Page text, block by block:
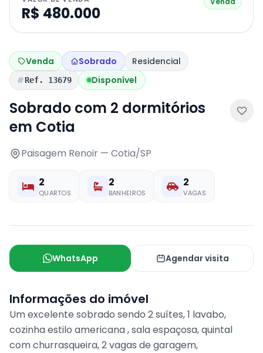
R$ 480.000
Venda Sobrado Residencial
Ref. 13679 Disponível
Sobrado com 2 dormitórios
em Cotia
Paisagem Renoir — Cotia/SP
2
QUARTOS
2
BANHEIROS
2
VAGAS
WhatsApp Agendar visita
Informações do imóvel
Um excelente sobrado sendo 2 suítes, 1 lavabo,
cozinha estilo americana , sala espaçosa, quintal
com churrasqueira, 2 vagas de garagem,